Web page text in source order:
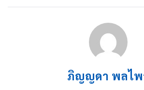
ภิญญดา พลไพ